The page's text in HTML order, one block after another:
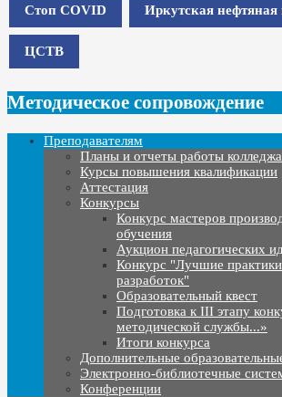
Стоп COVID Иркутская
ЦСТВ
Методическое сопровождение
Преподавателям
Планы и отчеты работы колледжа
Курсы повышения квалификации
Аттестация
Конкурсы
Конкурс мастеров
обучения
Аукцион педагогических
Конкурс "Лучшие
разработок"
Образовательный квест
Подготовка к III этапу
методической службы...»
Итоги конкурса
Дополнительные
Электронно-библиотечные
Конференции